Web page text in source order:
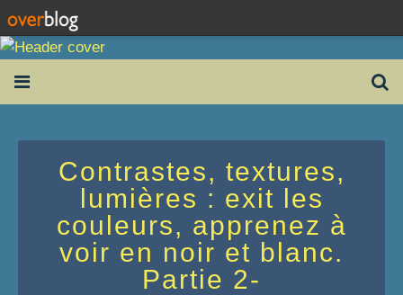
Contrastes, textures,
lumières : exit les
couleurs, apprenez à
voir en noir et blanc.
Partie 2-